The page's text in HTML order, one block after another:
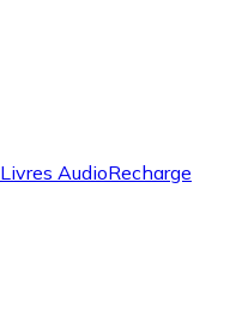
Livres AudioRecharge